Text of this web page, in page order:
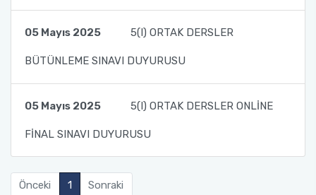
05 Mayıs 2025 5(I) ORTAK DERSLER
BÜTÜNLEME SINAVI DUYURUSU
05 Mayıs 2025 5(I) ORTAK DERSLER ONLİNE
FİNAL SINAVI DUYURUSU
Önceki 1 Sonraki
Mezun Bilgi Sistemi
Danışmanlıklar